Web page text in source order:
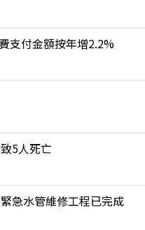
支付金額按年增2.2%
5人死亡
急水管維修工程已完成